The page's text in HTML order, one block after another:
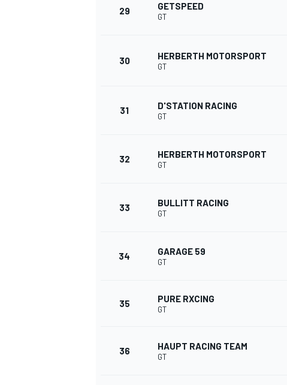
29 GETSPEED
GT
30 HERBERTH MOTORSPORT
GT
31 D'STATION RACING
GT
32 HERBERTH MOTORSPORT
GT
33 BULLITT RACING
GT
34 GARAGE 59
GT
35 PURE RXCING
GT
36 HAUPT RACING TEAM
GT